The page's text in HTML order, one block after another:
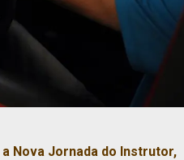
a Nova Jornada do Instrutor,